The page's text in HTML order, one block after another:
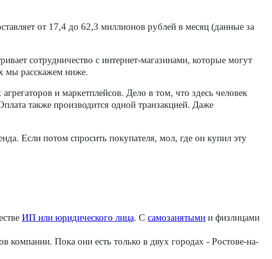
от 17,4 до 62,3 миллионов рублей в месяц (данные за
сотрудничество с интернет-магазинами, которые могут
мы расскажем ниже.
и маркетплейсов. Дело в том, что здесь человек
также производится одной транзакцией. Даже
Если потом спросить покупателя, мол, где он купил эту
ИП или юридического лица. С самозанятыми и физлицами
компании. Пока они есть только в двух городах - Ростове-на-